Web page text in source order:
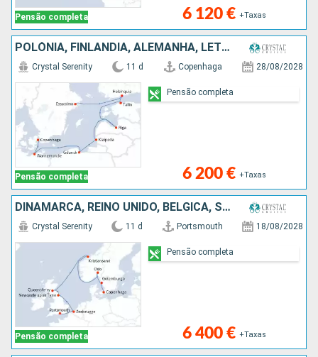
Pensão completa 6 120 € +Taxas
POLÓNIA, FINLÂNDIA, ALEMANHA, LETÓNIA, ESTÓNIA, SUÉCIA, DINAMARCA
Pensão completa
Crystal Serenity 11 d Copenhaga 28/08/2028
6 200 € +Taxas
Pensão completa
DINAMARCA, REINO UNIDO, BÉLGICA, SUÉCIA, NORUEGA
Pensão completa
Crystal Serenity 11 d Portsmouth 18/08/2028
6 400 € +Taxas
Pensão completa